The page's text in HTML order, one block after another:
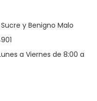
y Benigno Malo
a Viernes de 8:00 a